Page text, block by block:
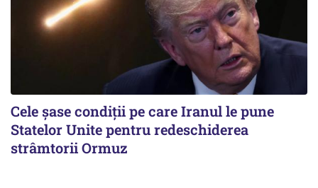
Cele șase condiții pe care Iranul le pune
Statelor Unite pentru redeschiderea
strâmtorii Ormuz